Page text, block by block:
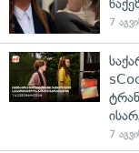
7
7